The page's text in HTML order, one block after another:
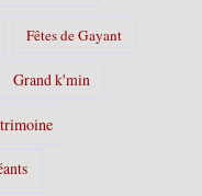
Fêtes de Gayant
Grand k'min